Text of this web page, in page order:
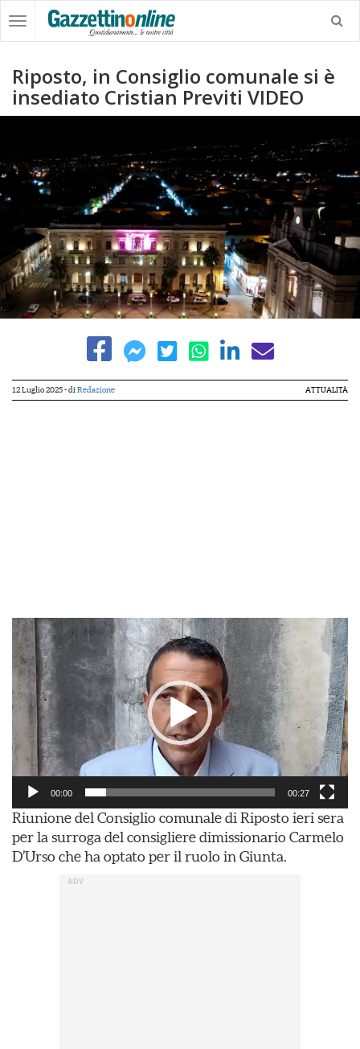
Riposto, in Consiglio comunale si è
insediato Cristian Previti VIDEO
12 Luglio 2025- di Redazione ATTUALITÀ
Video
Player
00:00 00:27
Riunione del Consiglio comunale di Riposto ieri sera
per la surroga del consigliere dimissionario Carmelo
D’Urso che ha optato per il ruolo in Giunta.